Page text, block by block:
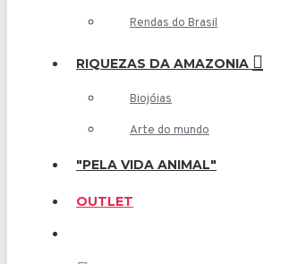
Rendas do Brasil
RIQUEZAS DA AMAZONIA
Biojóias
Arte do mundo
"PELA VIDA ANIMAL"
OUTLET